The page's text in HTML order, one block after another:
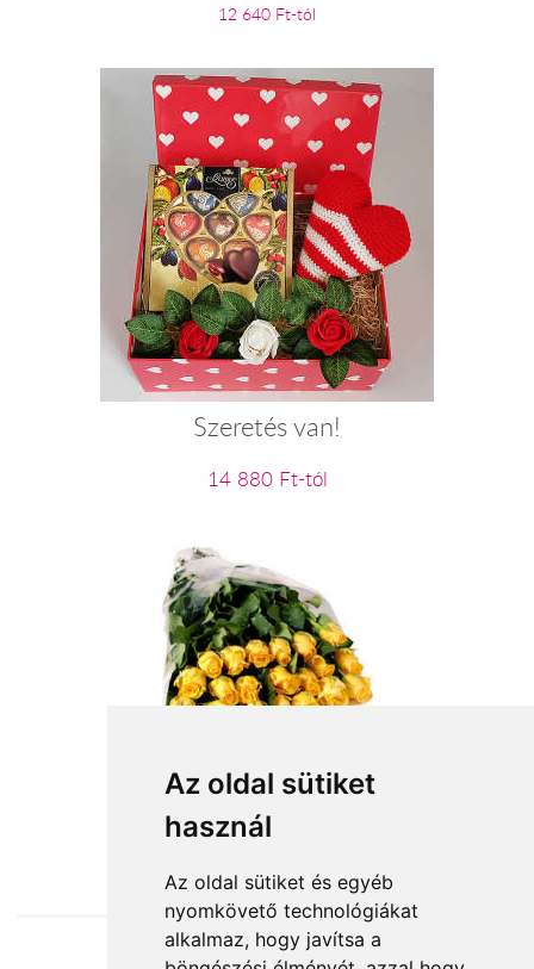
Az oldal sütiket
használ
Az oldal sütiket és egyéb
nyomkövető technológiákat
alkalmaz, hogy javítsa a
12 640 Ft-tól
Szeretés van!
14 880 Ft-tól
20 szál sárga rózsa kötegben
44 000 Ft-tól